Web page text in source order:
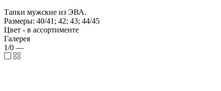
Тапки мужские из ЭВА.
Размеры: 40/41; 42; 43; 44/45
Цвет - в ассортименте
Галерея
1/0 —